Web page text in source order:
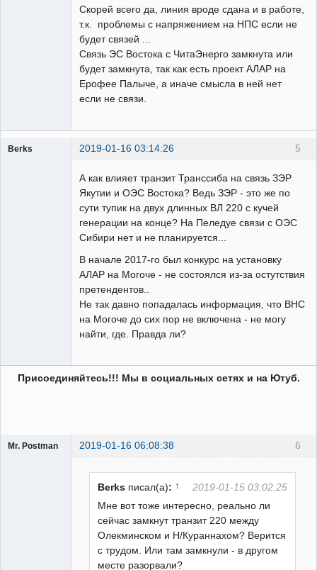
Скорей всего да, линия вроде сдана и в работе,
т.к. проблемы с напряжением на НПС если не
будет связей ...
Связь ЭС Востока с ЧитаЭнерго замкнута или
будет замкнута, так как есть проект АЛАР на
Ерофее Палыче, а иначе смысла в ней нет
если не связи.
5
Berks 2019-01-16 03:14:26
А как влияет транзит Транссиба на связь ЗЭР
Якутии и ОЭС Востока? Ведь ЗЭР - это же по
сути тупик на двух длинных ВЛ 220 с кучей
генерации на конце? На Пеледуе связи с ОЭС
Сибири нет и не планируется...
В начале 2017-го был конкурс на установку
АЛАР на Могоче - не состоялся из-за остутствия
претендентов..
Не так давно попадалась информация, что ВНС
на Могоче до сих пор не включена - не могу
найти, где. Правда ли?
Присоединяйтесь!!! Мы в социальных сетях и на Ютуб.
6
Mr. Postman 2019-01-16 06:08:38
Berks писал(а): ↑
2019-01-15 03:02:25
Мне вот тоже интересно, реально ли
сейчас замкнут транзит 220 между
Олекминском и Н/Кураннахом? Верится
с трудом. Или там замкнули - в другом
месте разорвали?